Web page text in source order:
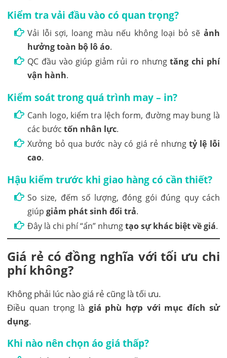
Kiểm tra vải đầu vào có quan trọng?
Vải lỗi sợi, loang màu nếu không loại bỏ sẽ ảnh
hưởng toàn bộ lô áo.
QC đầu vào giúp giảm rủi ro nhưngtăng chi phí
vận hành.
Kiểm soát trong quá trình may – in?
Canh logo, kiểm tra lệch form, đường may bung là
các bướctốn nhân lực.
Xưởng bỏ qua bước này có giá rẻ nhưng tỷ lệ lỗi
cao.
Hậu kiểm trước khi giao hàng có cần thiết?
So size, đếm số lượng, đóng gói đúng quy cách
giúpgiảm phát sinh đổi trả.
Đây là chi phí “ẩn” nhưngtạo sự khác biệt về giá.
Giá rẻ có đồng nghĩa với tối ưu chi
phí không?
Không phải lúc nào giá rẻ cũng là tối ưu.
Điều quan trọng là giá phù hợp với mục đích sử
dụng.
Khi nào nên chọn áo giá thấp?